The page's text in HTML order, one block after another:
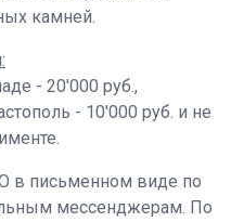
камней.
- 20'000 руб.,
- 10'000 руб. и не
в письменном виде по
мессенджерам. По